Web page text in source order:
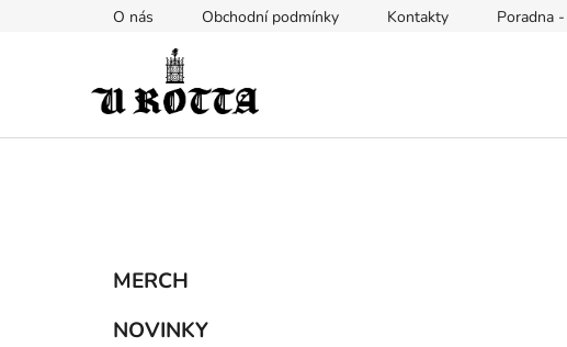
O nás Obchodní podmínky Kontakty Poradna
Přeskočit
kategorie
MERCH
NOVINKY